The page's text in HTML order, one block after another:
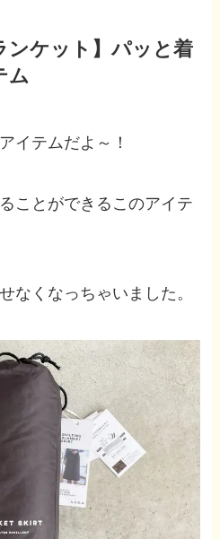
ンケット】パッと着
ム
イテムだよ～！
ことができるこのアイテ
なくなっちゃいました。